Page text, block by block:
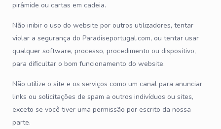
pirâmide ou cartas em cadeia.
Não inibir o uso do website por outros utilizadores, tentar
violar a segurança do Paradiseportugal.com, ou tentar usar
qualquer software, processo, procedimento ou dispositivo,
para dificultar o bom funcionamento do website.
Não utilize o site e os serviços como um canal para anunciar
links ou solicitações de spam a outros indivíduos ou sites,
exceto se você tiver uma permissão por escrito da nossa
parte.